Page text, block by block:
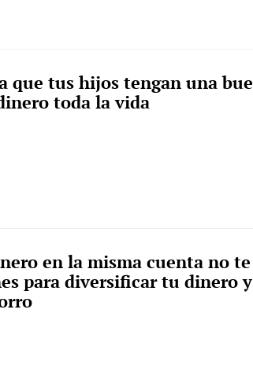
que tus hijos tengan una
toda la vida
en la misma cuenta no te
para diversificar tu dinero y